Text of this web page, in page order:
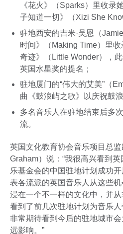
《花火》（Sparks）里收录
子知道一切》（Xizi She
驻地西安的吉米·吴恩（
时间》（Making Time）里
奇迹》（Little Wonder），
英国水星奖的提名；
驻地厦门的“伟大的艾美”（
曲《鼓浪屿之歌》以庆祝鼓
多名音乐人在驻地结束后多
流。
英国文化教育协会音乐项目总
Graham）说：“我很高兴看到
乐基金会的中国驻地计划成功
表各流派的英国音乐人从这些
浸在一个不一样的文化中，并从
看到了前几次驻地计划为音乐
非常期待看到今后的驻地城市
远影响。”